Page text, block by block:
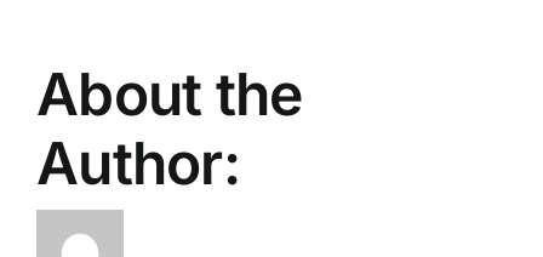
About the
Author: